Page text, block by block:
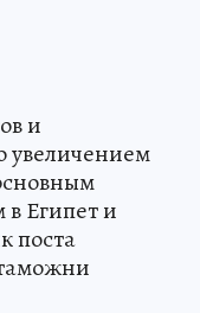
и
увеличением
Египет и
поста